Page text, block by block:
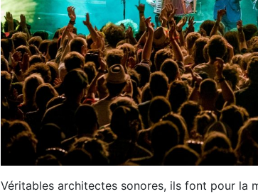
Véritables architectes sonores, ils font pour la